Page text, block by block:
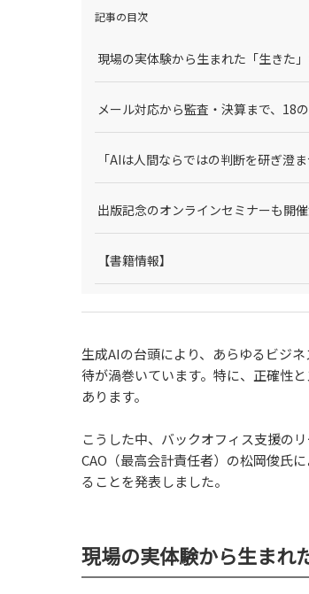
記事の目次
現場の実体験から生まれた「生きた
メール対応から監査・決算まで、18
「AIは人間ならではの判断を研ぎ澄ま
出版記念のオンラインセミナーも開
【書籍情報】
生成AIの台頭により、あらゆるビジ
待が渦巻いています。特に、正確性
あります。
こうした中、バックオフィス支援の
CAO（最高会計責任者）の松岡俊氏
ることを発表しました。
現場の実体験から生まれ